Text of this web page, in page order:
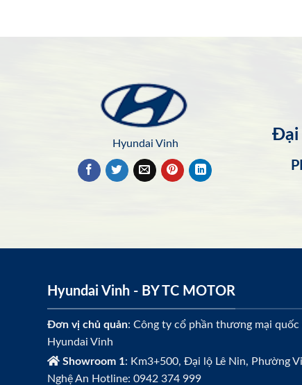
Hyundai Vinh Đại
Hyundai Vinh - BY TC MOTOR
Đơn vị chủ quản: Công ty cổ phần thương mại quốc
Hyundai Vinh
Showroom 1: Km3+500, Đại lộ Lê Nin, Phường
Nghệ An Hotline: 0942 374 999